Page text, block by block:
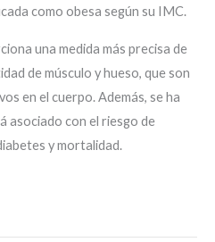
como obesa según su IMC.
una medida más precisa de
de músculo y hueso, que son
en el cuerpo. Además, se ha
asociado con el riesgo de
y mortalidad.